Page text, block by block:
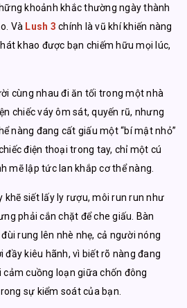
khoảnh khắc thường ngày thành
Và Lush 3 chính là vũ khí khiến nàng
khao được bạn chiếm hữu mọi lúc,
cùng nhau đi ăn tối trong một nhà
chiếc váy ôm sát, quyến rũ, nhưng
nàng đang cất giấu một “bí mật nhỏ”
điện thoại trong tay, chỉ một cú
mẽ lập tức lan khắp cơ thể nàng.
siết lấy ly rượu, môi run run như
phải cắn chặt để che giấu. Bàn
rung lên nhè nhẹ, cả người nóng
đầy kiêu hãnh, vì biết rõ nàng đang
cuồng loạn giữa chốn đông
sự kiểm soát của bạn.